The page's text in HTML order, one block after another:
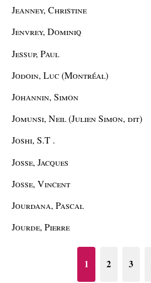
Jeanney, Christine
Jenvrey, Dominiq
Jessup, Paul
Jodoin, Luc (Montréal)
Johannin, Simon
Jomunsi, Neil (Julien Simon, dit)
Joshi, S.T .
Josse, Jacques
Josse, Vincent
Jourdana, Pascal
Jourde, Pierre
1 2 3